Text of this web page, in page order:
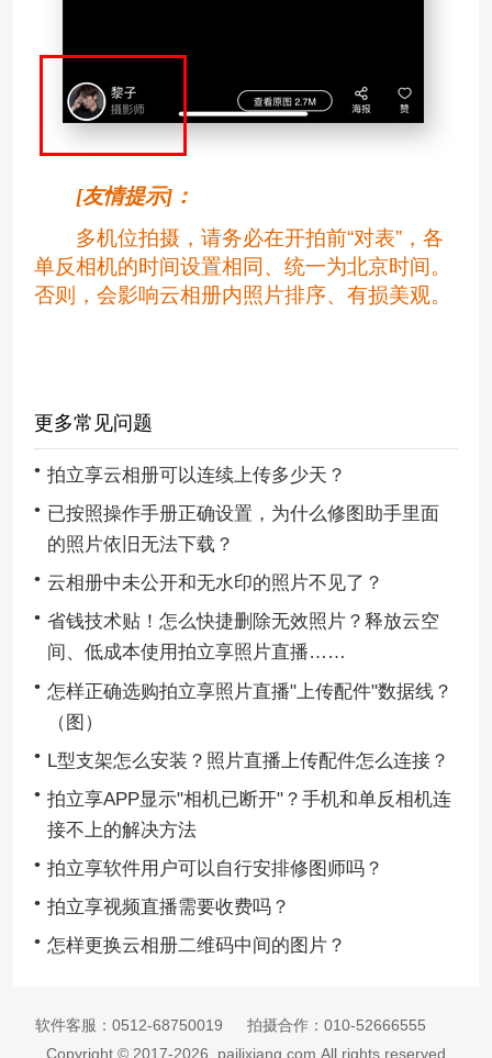
[友情提示]：
多机位拍摄，请务必在开拍前“对表”，各
单反相机的时间设置相同、统一为北京时间。
否则，会影响云相册内照片排序、有损美观。
更多常见问题
拍立享云相册可以连续上传多少天？
已按照操作手册正确设置，为什么修图助手里面
的照片依旧无法下载？
云相册中未公开和无水印的照片不见了？
省钱技术贴！怎么快捷删除无效照片？释放云空
间、低成本使用拍立享照片直播……
怎样正确选购拍立享照片直播"上传配件"数据线？
（图）
L型支架怎么安装？照片直播上传配件怎么连接？
拍立享APP显示"相机已断开"？手机和单反相机连
接不上的解决方法
拍立享软件用户可以自行安排修图师吗？
拍立享视频直播需要收费吗？
怎样更换云相册二维码中间的图片？
软件客服： 0512-68750019 拍摄合作： 010-52666555
Copyright © 2017-2026 pailixiang.com All rights reserved